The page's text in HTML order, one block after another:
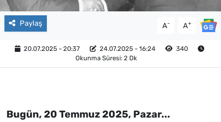
Paylaş A- A+
20.07.2025 - 20:37 24.07.2025 - 16:24
340
Okunma Süresi: 2 Dk
Bugün, 20 Temmuz 2025, Pazar...